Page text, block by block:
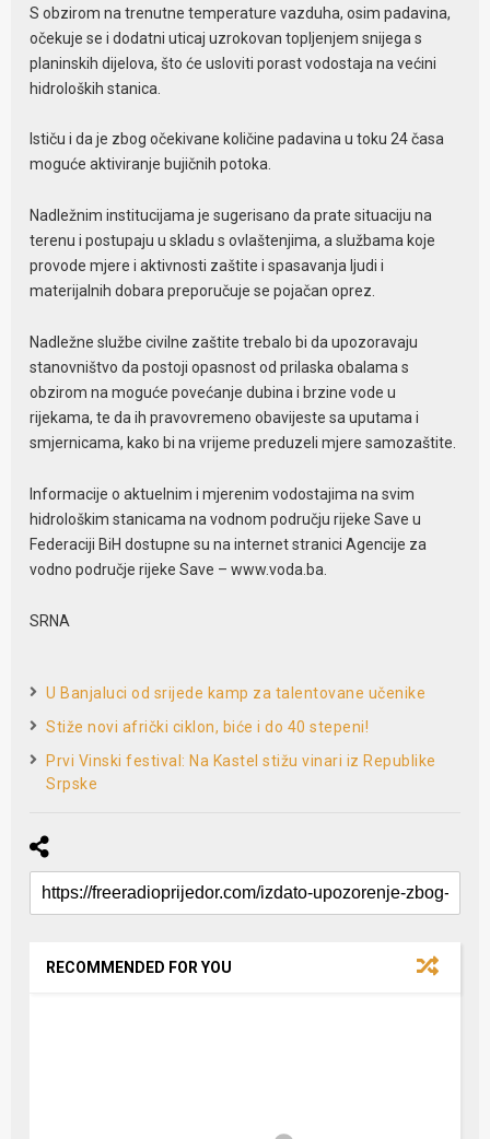
S obzirom na trenutne temperature vazduha, osim padavina,
očekuje se i dodatni uticaj uzrokovan topljenjem snijega s
planinskih dijelova, što će usloviti porast vodostaja na većini
hidroloških stanica.
Ističu i da je zbog očekivane količine padavina u toku 24 časa
moguće aktiviranje bujičnih potoka.
Nadležnim institucijama je sugerisano da prate situaciju na
terenu i postupaju u skladu s ovlaštenjima, a službama koje
provode mjere i aktivnosti zaštite i spasavanja ljudi i
materijalnih dobara preporučuje se pojačan oprez.
Nadležne službe civilne zaštite trebalo bi da upozoravaju
stanovništvo da postoji opasnost od prilaska obalama s
obzirom na moguće povećanje dubina i brzine vode u
rijekama, te da ih pravovremeno obavijeste sa uputama i
smjernicama, kako bi na vrijeme preduzeli mjere samozaštite.
Informacije o aktuelnim i mjerenim vodostajima na svim
hidrološkim stanicama na vodnom području rijeke Save u
Federaciji BiH dostupne su na internet stranici Agencije za
vodno područje rijeke Save – www.voda.ba.
SRNA
U Banjaluci od srijede kamp za talentovane učenike
Stiže novi afrički ciklon, biće i do 40 stepeni!
Prvi Vinski festival: Na Kastel stižu vinari iz Republike
Srpske
RECOMMENDED FOR YOU